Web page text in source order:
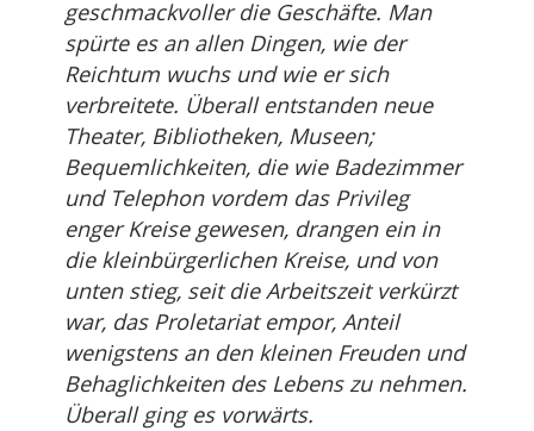
geschmackvoller die Geschäfte. Man
spürte es an allen Dingen, wie der
Reichtum wuchs und wie er sich
verbreitete. Überall entstanden neue
Theater, Bibliotheken, Museen;
Bequemlichkeiten, die wie Badezimmer
und Telephon vordem das Privileg
enger Kreise gewesen, drangen ein in
die kleinbürgerlichen Kreise, und von
unten stieg, seit die Arbeitszeit verkürzt
war, das Proletariat empor, Anteil
wenigstens an den kleinen Freuden und
Behaglichkeiten des Lebens zu nehmen.
Überall ging es vorwärts.